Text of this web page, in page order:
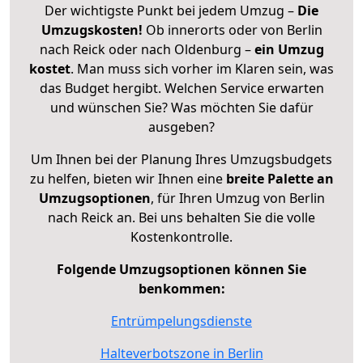
Der wichtigste Punkt bei jedem Umzug – Die
Umzugskosten! Ob innerorts oder von Berlin
nach Reick oder nach Oldenburg –ein Umzug
kostet. Man muss sich vorher im Klaren sein, was
das Budget hergibt. Welchen Service erwarten
und wünschen Sie? Was möchten Sie dafür
ausgeben?
Um Ihnen bei der Planung Ihres Umzugsbudgets
zu helfen, bieten wir Ihnen eine breite Palette an
Umzugsoptionen, für Ihren Umzug von Berlin
nach Reick an. Bei uns behalten Sie die volle
Kostenkontrolle.
Folgende Umzugsoptionen können Sie
benkommen:
Entrümpelungsdienste
Halteverbotszone in Berlin